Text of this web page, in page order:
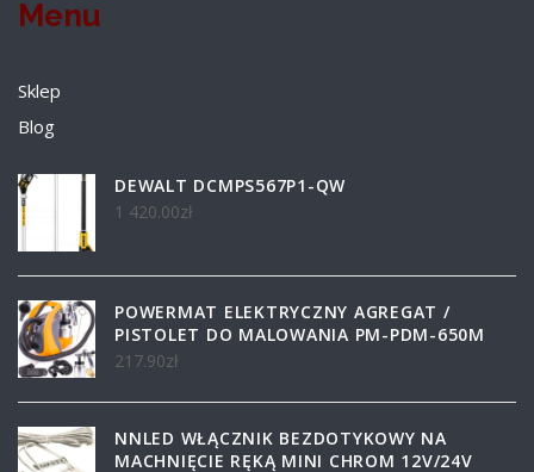
Menu
Sklep
Blog
DEWALT DCMPS567P1-QW
1 420.00zł
POWERMAT ELEKTRYCZNY AGREGAT /
PISTOLET DO MALOWANIA PM-PDM-650M
217.90zł
NNLED WŁĄCZNIK BEZDOTYKOWY NA
MACHNIĘCIE RĘKĄ MINI CHROM 12V/24V